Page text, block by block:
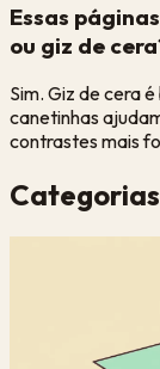
Essas
ou giz de
Sim. Giz de cera
canetinhas
contrastes mais